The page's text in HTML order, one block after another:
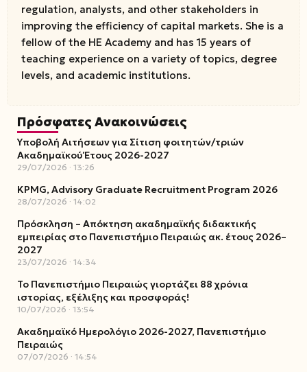
regulation, analysts, and other stakeholders in
improving the efficiency of capital markets. She is a
fellow of the HE Academy and has 15 years of
teaching experience on a variety of topics, degree
levels, and academic institutions.
Πρόσφατες Ανακοινώσεις
Υποβολή Αιτήσεων για Σίτιση φοιτητών/τριών
Ακαδημαϊκού Έτους 2026-2027
29/07/2026 13:26
KPMG, Advisory Graduate Recruitment Program 2026
28/07/2026 14:02
Πρόσκληση – Απόκτηση ακαδημαϊκής διδακτικής
εμπειρίας στο Πανεπιστήμιο Πειραιώς ακ. έτους 2026–
2027
23/07/2026 14:34
Το Πανεπιστήμιο Πειραιώς γιορτάζει 88 χρόνια
ιστορίας, εξέλιξης και προσφοράς!
10/07/2026 13:54
Ακαδημαϊκό Ημερολόγιο 2026-2027, Πανεπιστήμιο
Πειραιώς
07/07/2026 14:54